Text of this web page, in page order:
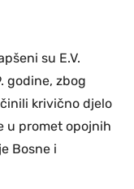
su E.V.
godine, zbog
krivično djelo
u promet opojnih
Bosne i